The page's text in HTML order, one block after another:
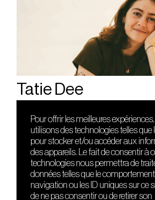
Tatie Dee
DÉCOUVRIR
Le lieu
Contact
Presse
Cours de DJing
TMLAB
Nuits
HEAT
Hôtel71
La
Pour offrir les meilleures
utilisons des technologies telles que
pour stocker et/ou accéder aux
des appareils. Le fait de consentir à
technologies nous permettra de
données telles que le
navigation ou les ID uniques sur ce
de ne pas consentir ou de retirer son